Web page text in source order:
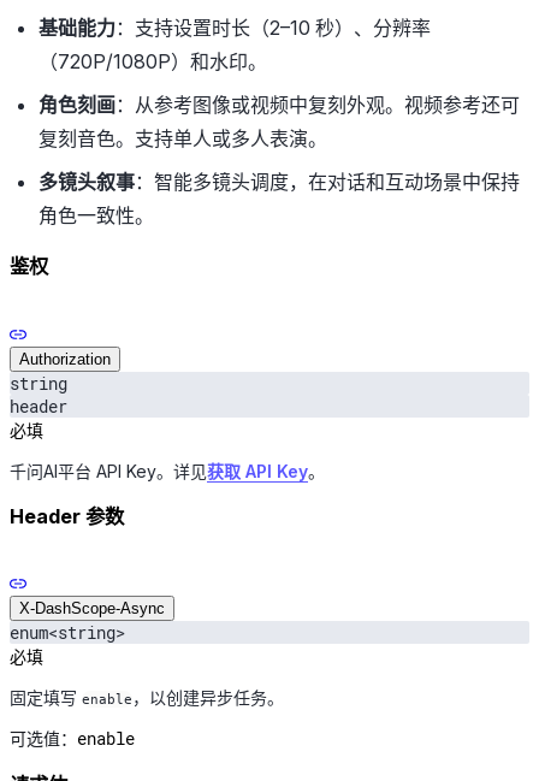
基础能力：支持设置时长（2–10 秒）、分辨率
（720P/1080P）和水印。
角色刻画：从参考图像或视频中复刻外观。视频参考还可
复刻音色。支持单人或多人表演。
多镜头叙事：智能多镜头调度，在对话和互动场景中保持
角色一致性。
鉴权
Authorization
string
header
必填
千问AI平台 API Key。详见获取 API Key。
Header 参数
X-DashScope-Async
enum<string>
必填
固定填写 enable ，以创建异步任务。
可选值： enable